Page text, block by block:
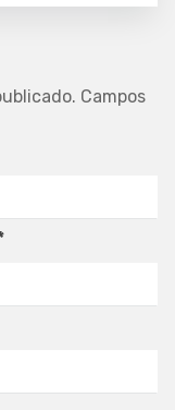
Campos